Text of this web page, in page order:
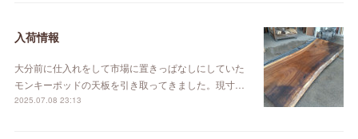
入荷情報
大分前に仕入れをして市場に置きっぱなしにしていた
モンキーポッドの天板を引き取ってきました。現寸…
2025.07.08 23:13